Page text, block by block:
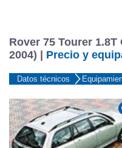
Rover 75 Tourer 1.8T
2004) | Precio y
Datos técnicos